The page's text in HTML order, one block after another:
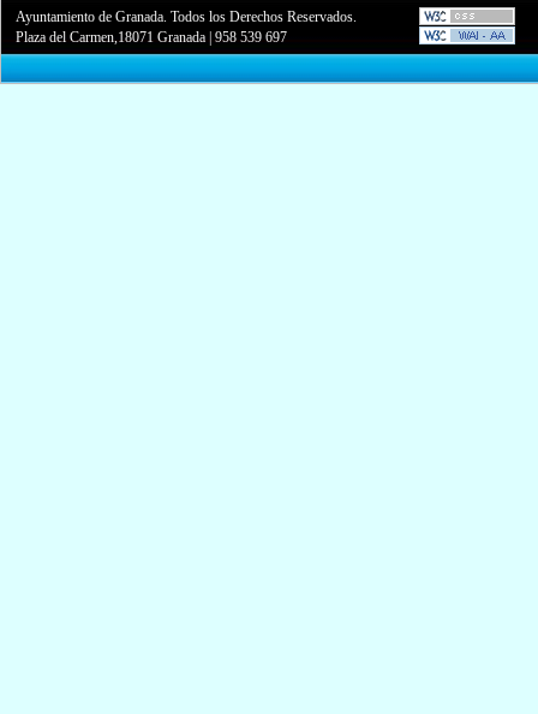
Ayuntamiento de Granada. Todos los Derechos Reservados.
Plaza del Carmen,18071 Granada |958 539 697